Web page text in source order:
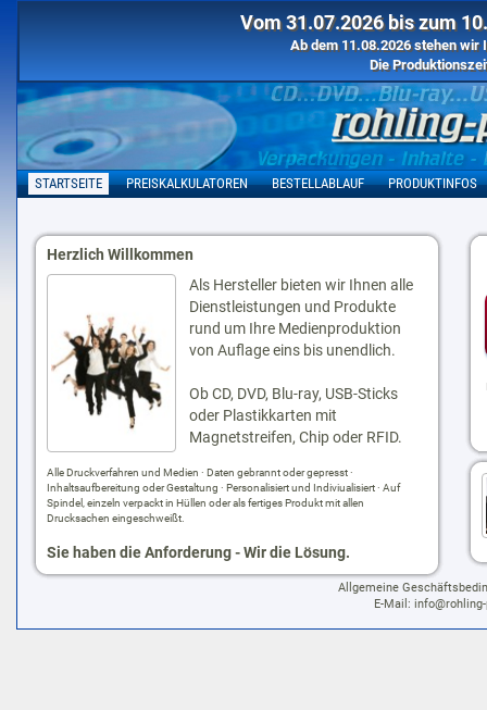
Vom 31.07.2026 bis zum
Ab dem 11.08.2026 stehen
Die
STARTSEITE PREISKALKULATOREN BESTELLABLAUF PRODUKTINFOS
Herzlich Willkommen
Als Hersteller bieten wir Ihnen alle
Dienstleistungen und Produkte
rund um Ihre Medienproduktion
von Auflage eins bis unendlich.
Ob CD, DVD, Blu-ray, USB-Sticks
oder Plastikkarten mit
Magnetstreifen, Chip oder RFID.
Alle Druckverfahren und Medien · Daten gebrannt oder gepresst ·
Inhaltsaufbereitung oder Gestaltung · Personalisiert und Indiviualisiert · Auf
Spindel, einzeln verpackt in Hüllen oder als fertiges Produkt mit allen
Drucksachen eingeschweißt.
Sie haben die Anforderung - Wir die Lösung.
Allgemeine
E-Mail: